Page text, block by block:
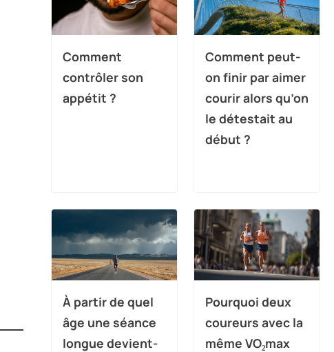
Comment
contrôler son
appétit ?
Comment peut-
on finir par aimer
courir alors qu’on
le détestait au
début ?
À partir de quel
âge une séance
longue devient-
Pourquoi deux
coureurs avec la
même VO₂max